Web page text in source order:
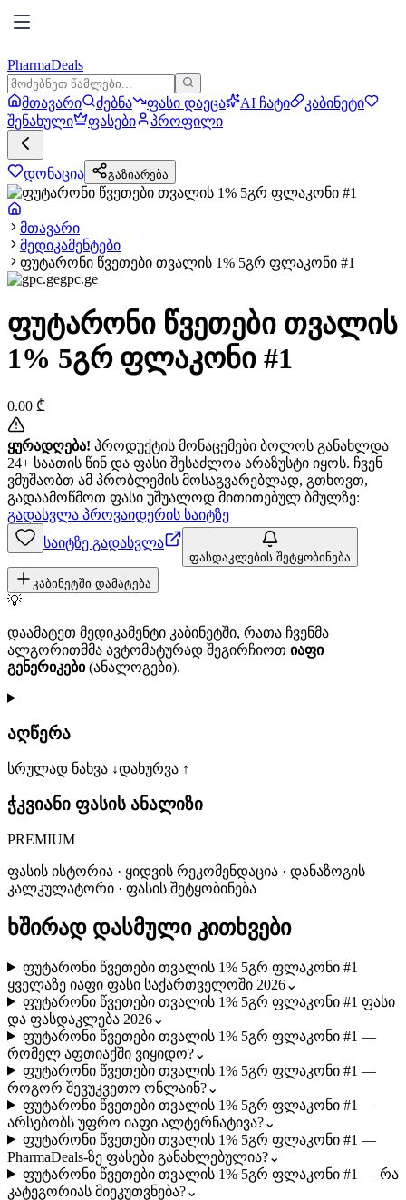
PharmaDeals
მთავარი ძებნა ფასი დაეცა AI ჩატი
კაბინეტი
შენახული
ფასები პროფილი
დონაცია გაზიარება
მთავარი
მედიკამენტები
ფუტარონი წვეთები თვალის 1% 5გრ ფლაკონი #1
gpc.ge
ფუტარონი წვეთები თვალის
1% 5გრ ფლაკონი #1
0.00 ₾
ყურადღება! პროდუქტის მონაცემები ბოლოს განახლდა
24+ საათის წინ და ფასი შესაძლოა არაზუსტი იყოს. ჩვენ
ვმუშაობთ ამ პრობლემის მოსაგვარებლად, გთხოვთ,
გადაამოწმოთ ფასი უშუალოდ მითითებულ ბმულზე:
გადასვლა პროვაიდერის საიტზე
საიტზე გადასვლა
ფასდაკლების შეტყობინება
კაბინეტში დამატება
💡
დაამატეთ მედიკამენტი კაბინეტში, რათა ჩვენმა
ალგორითმმა ავტომატურად შეგირჩიოთ იაფი
გენერიკები(ანალოგები).
აღწერა
სრულად ნახვა ↓დახურვა ↑
ჭკვიანი ფასის ანალიზი
PREMIUM
ფასის ისტორია · ყიდვის რეკომენდაცია · დანაზოგის
კალკულატორი · ფასის შეტყობინება
ხშირად დასმული კითხვები
ფუტარონი წვეთები თვალის 1% 5გრ ფლაკონი #1
ყველაზე იაფი ფასი საქართველოში 2026⌄
ფუტარონი წვეთები თვალის 1% 5გრ ფლაკონი #1 ფასი
და ფასდაკლება 2026⌄
ფუტარონი წვეთები თვალის 1% 5გრ ფლაკონი #1 —
რომელ აფთიაქში ვიყიდო?⌄
ფუტარონი წვეთები თვალის 1% 5გრ ფლაკონი #1 —
როგორ შევუკვეთო ონლაინ?⌄
ფუტარონი წვეთები თვალის 1% 5გრ ფლაკონი #1 —
არსებობს უფრო იაფი ალტერნატივა?⌄
ფუტარონი წვეთები თვალის 1% 5გრ ფლაკონი #1 —
PharmaDeals-ზე ფასები განახლებულია?⌄
ფუტარონი წვეთები თვალის 1% 5გრ ფლაკონი #1 — რა
კატეგორიას მიეკუთვნება?⌄